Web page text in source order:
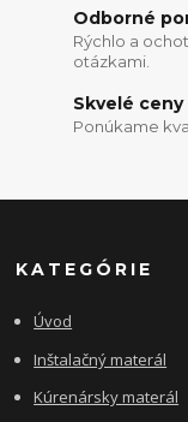
Odborné
Rýchlo a
otázkami.
Skvelé ceny
Ponúkame
KATEGÓRIE
Úvod
Inštalačný materál
Kúrenársky materál